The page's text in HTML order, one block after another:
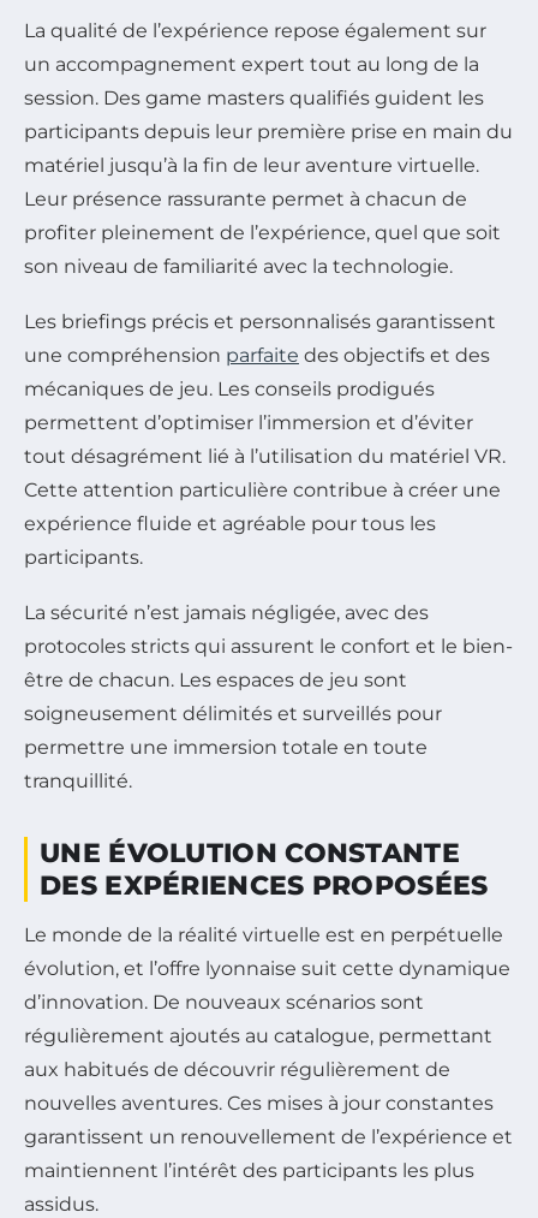
La qualité de l’expérience repose également sur
un accompagnement expert tout au long de la
session. Des game masters qualifiés guident les
participants depuis leur première prise en main du
matériel jusqu’à la fin de leur aventure virtuelle.
Leur présence rassurante permet à chacun de
profiter pleinement de l’expérience, quel que soit
son niveau de familiarité avec la technologie.
Les briefings précis et personnalisés garantissent
une compréhension parfaite des objectifs et des
mécaniques de jeu. Les conseils prodigués
permettent d’optimiser l’immersion et d’éviter
tout désagrément lié à l’utilisation du matériel VR.
Cette attention particulière contribue à créer une
expérience fluide et agréable pour tous les
participants.
La sécurité n’est jamais négligée, avec des
protocoles stricts qui assurent le confort et le bien-
être de chacun. Les espaces de jeu sont
soigneusement délimités et surveillés pour
permettre une immersion totale en toute
tranquillité.
UNE ÉVOLUTION CONSTANTE
DES EXPÉRIENCES PROPOSÉES
Le monde de la réalité virtuelle est en perpétuelle
évolution, et l’offre lyonnaise suit cette dynamique
d’innovation. De nouveaux scénarios sont
régulièrement ajoutés au catalogue, permettant
aux habitués de découvrir régulièrement de
nouvelles aventures. Ces mises à jour constantes
garantissent un renouvellement de l’expérience et
maintiennent l’intérêt des participants les plus
assidus.